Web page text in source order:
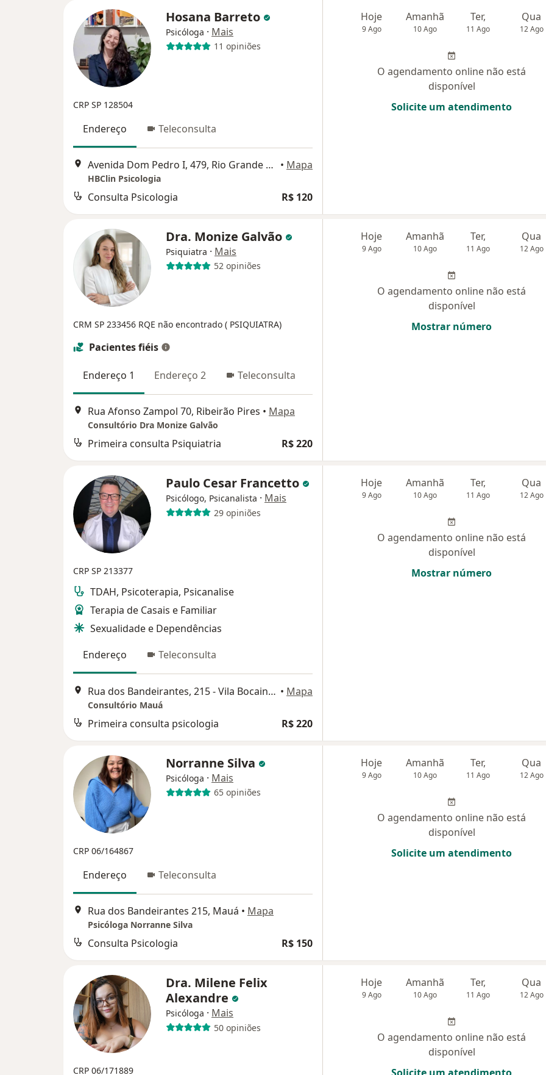
Hosana Barreto
Psicóloga · Mais
11 opiniões
CRP SP 128504
Endereço Teleconsulta
Avenida Dom Pedro I, 479, Rio Grande Da Serra • Mapa
HBClin Psicologia
Consulta Psicologia R$ 120
Hoje
9 Ago
Amanhã
10 Ago
Ter,
11 Ago
Qua
12 Ago
O agendamento online não está
disponível
Solicite um atendimento
Dra. Monize Galvão
Psiquiatra · Mais
52 opiniões
CRM SP 233456 RQE não encontrado ( PSIQUIATRA)
Pacientes fiéis
Endereço 1 Endereço 2 Teleconsulta
Rua Afonso Zampol 70, Ribeirão Pires • Mapa
Consultório Dra Monize Galvão
Primeira consulta Psiquiatria R$ 220
Hoje
9 Ago
Amanhã
10 Ago
Ter,
11 Ago
Qua
12 Ago
O agendamento online não está
disponível
Mostrar número
Paulo Cesar Francetto
Psicólogo, Psicanalista · Mais
29 opiniões
CRP SP 213377
TDAH, Psicoterapia, Psicanalise
Terapia de Casais e Familiar
Sexualidade e Dependências
Endereço
Teleconsulta
Rua dos Bandeirantes, 215 - Vila Bocaina, Mauá • Mapa
Consultório Mauá
Primeira consulta psicologia R$ 220
Hoje
9 Ago
Amanhã
10 Ago
Ter,
11 Ago
Qua
12 Ago
O agendamento online não está
disponível
Mostrar número
Norranne Silva
Psicóloga · Mais
65 opiniões
CRP 06/164867
Endereço Teleconsulta
Rua dos Bandeirantes 215, Mauá • Mapa
Psicóloga Norranne Silva
Consulta Psicologia R$ 150
Hoje
9 Ago
Amanhã
10 Ago
Ter,
11 Ago
Qua
12 Ago
O agendamento online não está
disponível
Solicite um atendimento
Dra. Milene Felix
Alexandre
Psicóloga · Mais
50 opiniões
CRP 06/171889
Hoje
9 Ago
Amanhã
10 Ago
Ter,
11 Ago
Qua
12 Ago
O agendamento online não está
disponível